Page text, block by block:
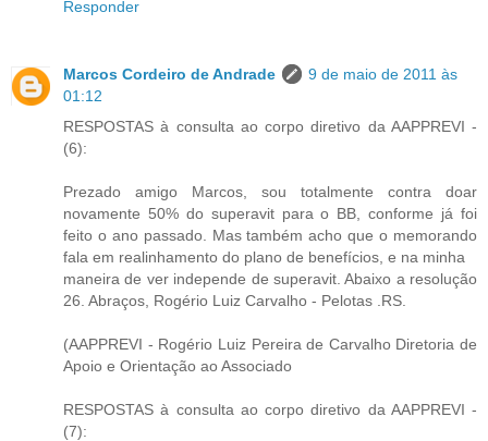
Responder
Marcos Cordeiro de Andrade
9 de maio de 2011 às
01:12
RESPOSTAS à consulta ao corpo diretivo da AAPPREVI -
(6):
Prezado amigo Marcos, sou totalmente contra doar
novamente 50% do superavit para o BB, conforme já foi
feito o ano passado. Mas também acho que o memorando
fala em realinhamento do plano de benefícios, e na minha
maneira de ver independe de superavit. Abaixo a resolução
26. Abraços, Rogério Luiz Carvalho - Pelotas .RS.
(AAPPREVI - Rogério Luiz Pereira de Carvalho Diretoria de
Apoio e Orientação ao Associado
RESPOSTAS à consulta ao corpo diretivo da AAPPREVI -
(7):